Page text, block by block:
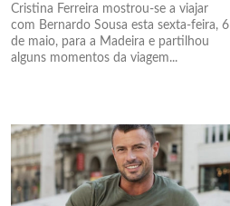
Cristina Ferreira mostrou-se a viajar
com Bernardo Sousa esta sexta-feira, 6
de maio, para a Madeira e partilhou
alguns momentos da viagem...